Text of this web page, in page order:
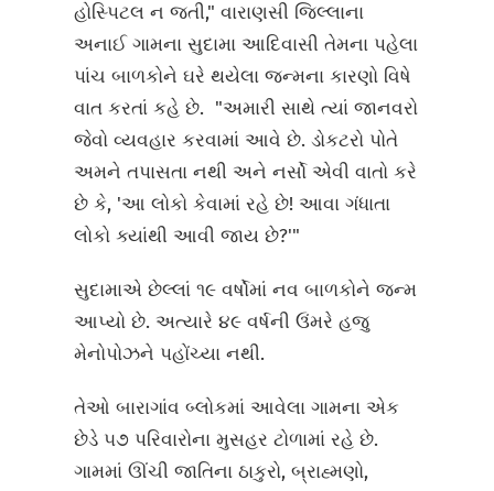
હોસ્પિટલ ન જતી," વારાણસી જિલ્લાના
અનાઈ ગામના સુદામા આદિવાસી તેમના પહેલા
પાંચ બાળકોને ઘરે થયેલા જન્મના કારણો વિષે
વાત કરતાં કહે છે. "અમારી સાથે ત્યાં જાનવરો
જેવો વ્યવહાર કરવામાં આવે છે. ડોકટરો પોતે
અમને તપાસતા નથી અને નર્સો એવી વાતો કરે
છે કે, 'આ લોકો કેવામાં રહે છે! આવા ગંધાતા
લોકો ક્યાંથી આવી જાય છે?'"
સુદામાએ છેલ્લાં ૧૯ વર્ષોમાં નવ બાળકોને જન્મ
આપ્યો છે. અત્યારે ૪૯ વર્ષની ઉંમરે હજુ
મેનોપોઝને પહોંચ્યા નથી.
તેઓ બારાગાંવ બ્લોકમાં આવેલા ગામના એક
છેડે ૫૭ પરિવારોના મુસહર ટોળામાં રહે છે.
ગામમાં ઊંચી જાતિના ઠાકુરો, બ્રાહ્મણો,